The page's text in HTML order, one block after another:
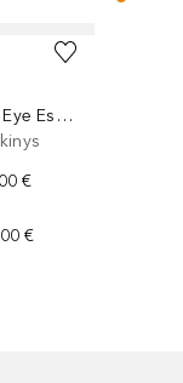
Awakening Creamy Eye Essence Limited Edition
€
€